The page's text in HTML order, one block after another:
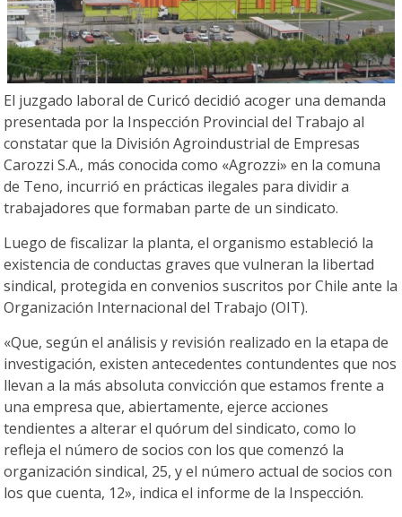
El juzgado laboral de Curicó decidió acoger una demanda
presentada por la Inspección Provincial del Trabajo al
constatar que la División Agroindustrial de Empresas
Carozzi S.A., más conocida como «Agrozzi» en la comuna
de Teno, incurrió en prácticas ilegales para dividir a
trabajadores que formaban parte de un sindicato.
Luego de fiscalizar la planta, el organismo estableció la
existencia de conductas graves que vulneran la libertad
sindical, protegida en convenios suscritos por Chile ante la
Organización Internacional del Trabajo (OIT).
«Que, según el análisis y revisión realizado en la etapa de
investigación, existen antecedentes contundentes que nos
llevan a la más absoluta convicción que estamos frente a
una empresa que, abiertamente, ejerce acciones
tendientes a alterar el quórum del sindicato, como lo
refleja el número de socios con los que comenzó la
organización sindical, 25, y el número actual de socios con
los que cuenta, 12», indica el informe de la Inspección.